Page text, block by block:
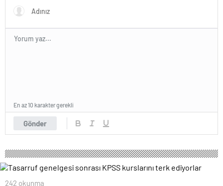
Gönder
En az 10 karakter gerekli
242 okunma